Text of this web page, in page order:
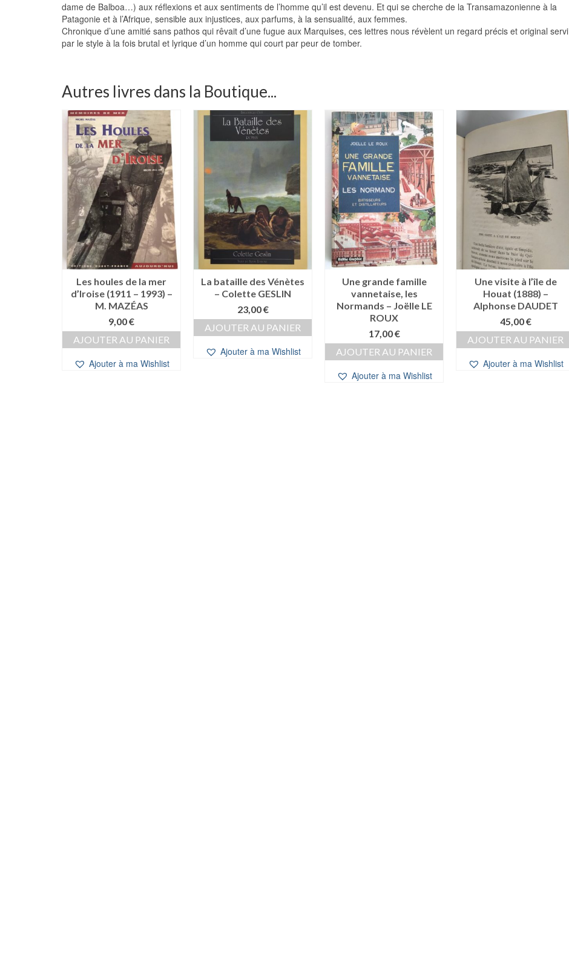
dame de Balboa…) aux réflexions et aux sentiments de l’homme qu’il est devenu. Et qui se cherche de la Transamazonienne à la
Patagonie et à l’Afrique, sensible aux injustices, aux parfums, à la sensualité, aux femmes.
Chronique d’une amitié sans pathos qui rêvait d’une fugue aux Marquises, ces lettres nous révèlent un regard précis et original servi
par le style à la fois brutal et lyrique d’un homme qui court par peur de tomber.
Autres livres dans la Boutique...
Les houles de la mer
d’Iroise (1911 – 1993) –
M. MAZÉAS
9,00€
AJOUTER AU PANIER
Ajouter à ma Wishlist
La bataille des Vénètes
– Colette GESLIN
23,00€
AJOUTER AU PANIER
Ajouter à ma Wishlist
Une grande famille
vannetaise, les
Normands – Joëlle LE
ROUX
17,00€
AJOUTER AU PANIER
Ajouter à ma Wishlist
Une visite à l’île de
Houat (1888) –
Alphonse DAUDET
45,00€
AJOUTER AU PANIER
Ajouter à ma Wishlist